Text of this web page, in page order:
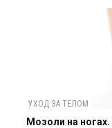
УХОД ЗА ТЕЛОМ
Мозоли на